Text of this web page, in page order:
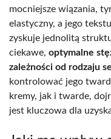
mocniejsze wiązania,
elastyczny, a jego
zyskuje jednolitą
ciekawe, optymalne
zależności od rodzaju
kontrolować jego
kremy, jak i twarde,
jest kluczowa dla